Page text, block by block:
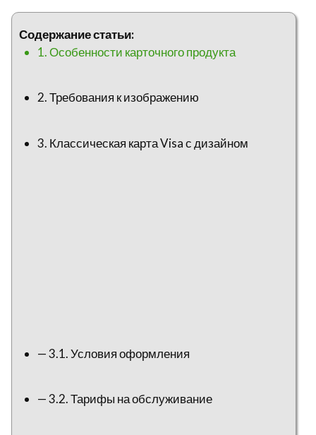
Содержание статьи:
1. Особенности карточного продукта
2. Требования к изображению
3. Классическая карта Visa с дизайном
— 3.1. Условия оформления
— 3.2. Тарифы на обслуживание